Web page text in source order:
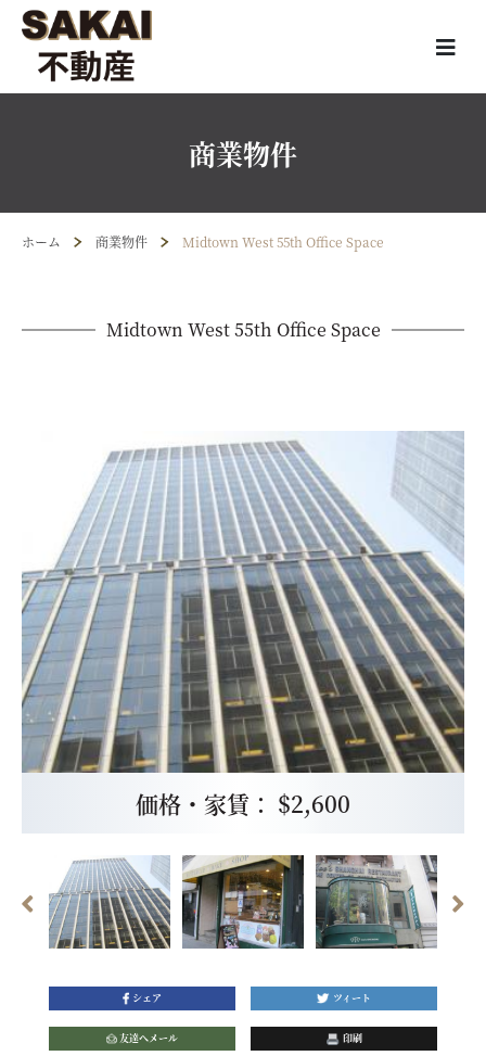
商業物件
ホーム 商業物件 Midtown West 55th Office Space
Midtown West 55th Office Space
価格・家賃： $2,600
シェア ツィート
友達へメール 印刷